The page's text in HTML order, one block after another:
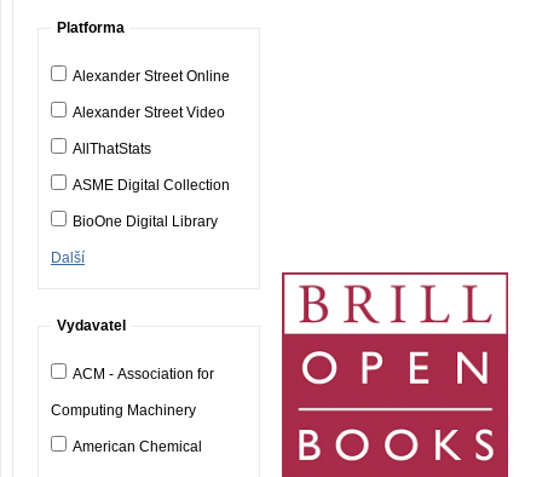
Platforma
Alexander Street Online
Alexander Street Video
AllThatStats
ASME Digital Collection
BioOne Digital Library
Další
Vydavatel
ACM - Association for
Computing Machinery
American Chemical